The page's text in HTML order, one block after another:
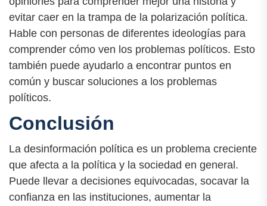
evitar caer en la trampa de la polarización política.
Hable con personas de diferentes ideologías para
comprender cómo ven los problemas políticos. Esto
también puede ayudarlo a encontrar puntos en
común y buscar soluciones a los problemas
políticos.
Conclusión
La desinformación política es un problema creciente
que afecta a la política y la sociedad en general.
Puede llevar a decisiones equivocadas, socavar la
confianza en las instituciones, aumentar la